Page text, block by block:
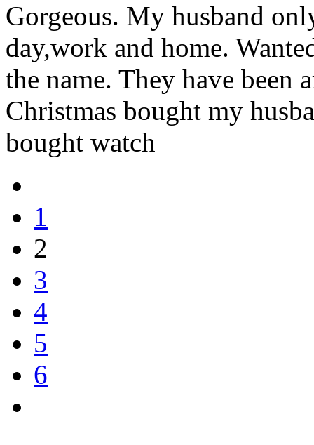
Gorgeous. My husband
day,work and home.
the name. They have been
Christmas bought my
bought watch
1
2
3
4
5
6